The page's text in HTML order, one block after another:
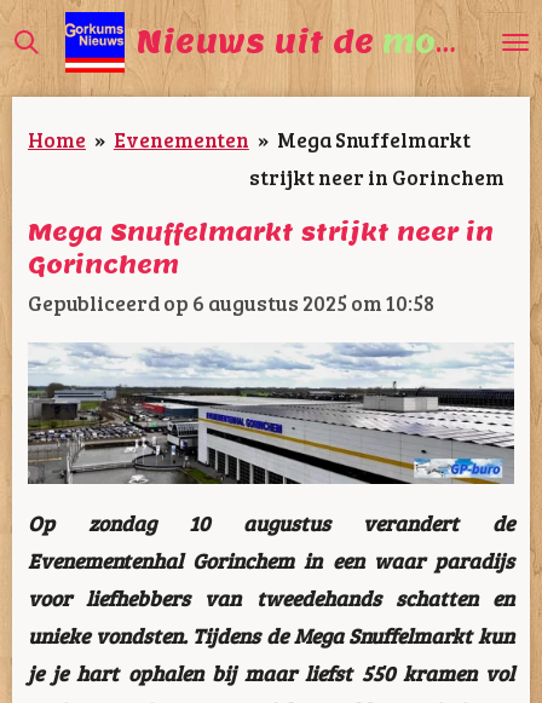
Ga
direct
naar
de
Nieuws uit de mooiste
Home » Evenementen » Mega Snuffelmarkt
strijkt neer in Gorinchem
Mega Snuffelmarkt strijkt neer in
Gorinchem
Gepubliceerd op 6 augustus 2025 om 10:58
Op zondag 10 augustus verandert de
Evenementenhal Gorinchem in een waar paradijs
voor liefhebbers van tweedehands schatten en
unieke vondsten. Tijdens de Mega Snuffelmarkt kun
je je hart ophalen bij maar liefst 550 kramen vol